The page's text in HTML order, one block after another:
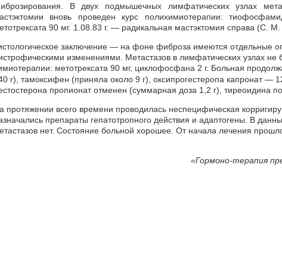
В двух подмышечных лимфатических узлах
вновь проведен курс полихимиотерапии:
90 мг. 1.08.83 г. — радикальная мастэктомия справа (С. М.
заключение — на фоне фиброза имеются отдельные
изменениями. Метастазов в лимфатических узлах
метотрексата 90 мг, циклофосфана 2 г. Больная
г), тамоксифен (приняла около 9 г), оксипрогестеропа капронат —
пропионат отменен (суммарная доза 1,2 г), тиреоидина
протяжении всего времени проводилась неспецифическая
препараты гепатотропного действия и адаптогены. В
нет. Состояние больной хорошее. От начала лечения
«Гормоно-терапия